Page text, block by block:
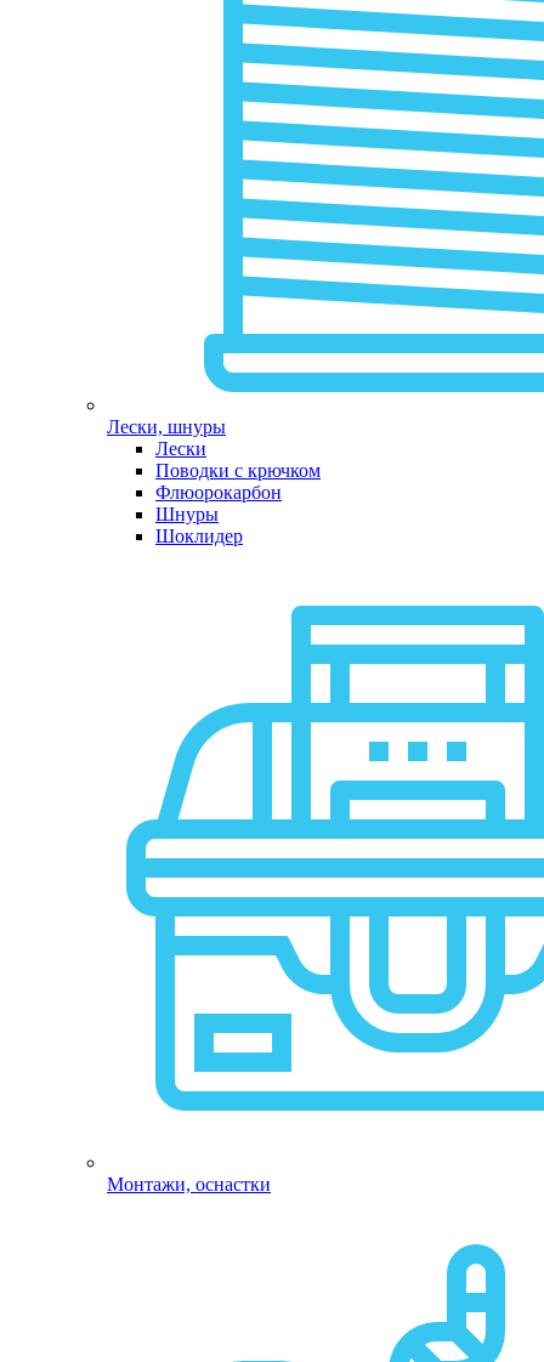
Лески, шнуры
Лески
Поводки с крючком
Флюорокарбон
Шнуры
Шоклидер
Монтажи, оснастки